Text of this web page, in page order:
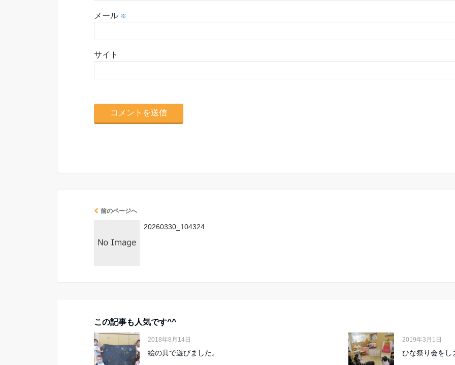
メール ※
サイト
前のページへ
20260330_104324
この記事も人気です^^
2018年8月14日
絵の具で遊びました。
2019年3月1日
ひな祭り会をし